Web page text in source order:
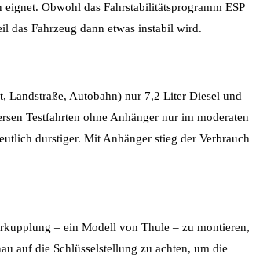
Obwohl das Fahrstabilitätsprogramm ESP
das Fahrzeug dann etwas instabil wird.
Landstraße, Autobahn) nur 7,2 Liter Diesel und
Testfahrten ohne Anhänger nur im moderaten
durstiger. Mit Anhänger stieg der Verbrauch
– ein Modell von Thule – zu montieren,
auf die Schlüsselstellung zu achten, um die